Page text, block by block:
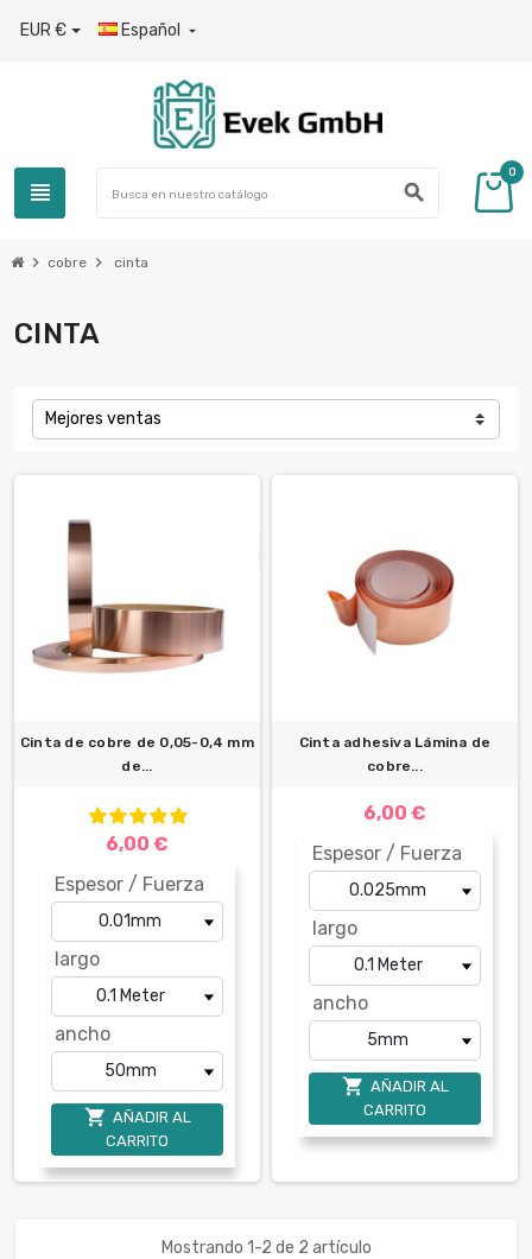
EUR € Español 
view_headline search
0
chevron_right cobre chevron_right cinta
CINTA
Mejores ventas
Cinta de cobre de 0,05-0,4 mm
de...
6,00 €
Espesor / Fuerza
largo
ancho
 AÑADIR AL
CARRITO
Cinta adhesiva Lámina de
cobre...
6,00 €
Espesor / Fuerza
largo
ancho
 AÑADIR AL
CARRITO
Mostrando 1-2 de 2 artículo